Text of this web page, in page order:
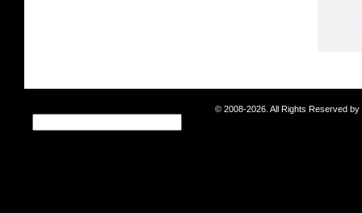
© 2008-2026. All Rights Reserved